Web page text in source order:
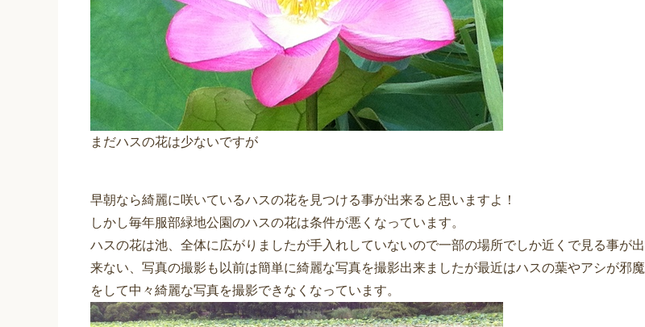
まだハスの花は少ないですが
早朝なら綺麗に咲いているハスの花を見つける事が出来ると思いますよ！
しかし毎年服部緑地公園のハスの花は条件が悪くなっています。
ハスの花は池、全体に広がりましたが手入れしていないので一部の場所でしか近くで見る事が出
来ない、写真の撮影も以前は簡単に綺麗な写真を撮影出来ましたが最近はハスの葉やアシが邪魔
をして中々綺麗な写真を撮影できなくなっています。